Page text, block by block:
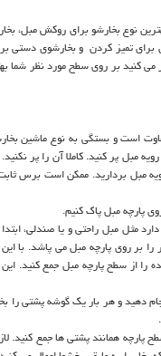
نوع بخارشو برای روکش مبل،
برای تمیز کردن و بخارشوی
کنید بر روی سطح مورد نظر شما
است و بستگی به نوع ماشین
مبل پر کنید. کاملا آن را پر نکنید.
مبل بردارید. ممکن است برس
پارچه مبل پاک کنیم.
مبل راحتی و یا صندلی، ابتدا
بر روی پارچه مبل می پاشد. با
از سطح پارچه مبل جمع کنید. این
دهید و هر بار یک گوشه پشتی را
پارچه همانند پشتی ها جمع کنید.